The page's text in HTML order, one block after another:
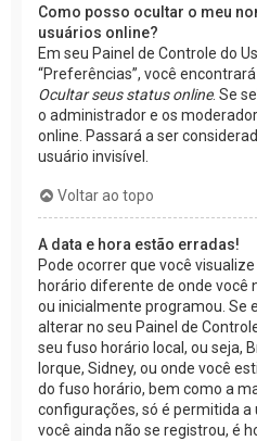
Como posso ocultar o meu
usuários online?
Em seu Painel de Controle do
“Preferências”, você
Ocultar seus status online. Se
o administrador e os
online. Passará a ser
usuário invisível.
Voltar ao topo
A data e hora estão erradas!
Pode ocorrer que você
horário diferente de onde você
ou inicialmente programou. Se
alterar no seu Painel de
seu fuso horário local, ou seja,
Iorque, Sidney, ou onde você
do fuso horário, bem como a
configurações, só é permitida a
você ainda não se registrou, é